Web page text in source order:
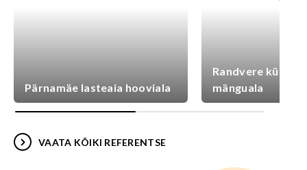
Pärnamäe lasteaia hooviala
Randvere
mänguala
VAATA KÕIKI REFERENTSE